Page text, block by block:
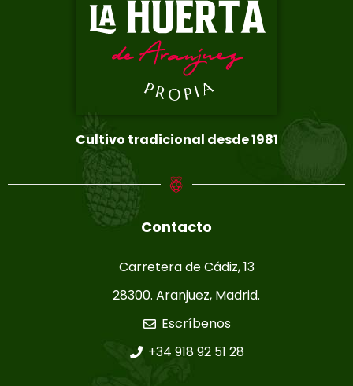
Cultivo tradicional desde 1981
Contacto
Carretera de Cádiz, 13
28300. Aranjuez, Madrid.
Escríbenos
+34 918 92 51 28